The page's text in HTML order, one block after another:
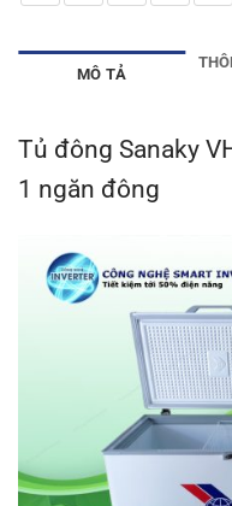
MÔ TẢ
Tủ đông Sanaky
1 ngăn đông